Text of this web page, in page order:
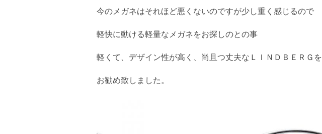
今のメガネはそれほど悪くないのですが少し重く感じるので
軽快に動ける軽量なメガネをお探しのとの事
軽くて、デザイン性が高く、尚且つ丈夫なＬＩＮＤＢＥＲＧを
お勧め致しました。